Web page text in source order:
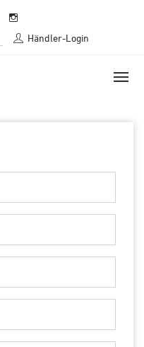
Händler-Login